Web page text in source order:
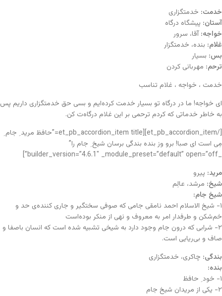
خدمت: خدمتگزاری
آستان: پیشگاه درگاه
خواجه:آقا، سرور
غلام: بنده، خدمتگزار
بس: بسیار
ترحم: مهربانی کردن
خدمت ، خواجه ، غلام تناسب
ای خواجه! ما در درگاه تو بسیار خدمت کرده‌ایم و بسی حق خدمتگزاری داریم پس
به خاطر خدماتی که کردم ترحمی بر این غلام درگاه‌ت کن.
[/et_pb_accordion_item][et_pb_accordion_item title=”حافظ مرید ِ جام ِ
مِی است ای صبا! برو وز بنده بندگی برسان شیخ ِ جام را”
_builder_version=”4.6.1″ _module_preset=”default” open=”off”]
مرید: پیرو
شیخ: مرشد، عالِم
شیخ جام:
۱- شیخ الاسلام احمد نامقی جامی که صوفی سختگیر و جاری کننده‌ی حد و
خم‌شکن و طرفدار امر به معروف و نهی از منکر بوده‌است
۲- شرابی که درون جام وجود دارد به شیخی تشبیه شده است که انسان باصفا و
صاف و بی‌ریایی است.
بندگی: چاکری، خدمتگزاری
بنده:
۱- خود ِ حافظ
۲- یکی از مریدان شیخ جام